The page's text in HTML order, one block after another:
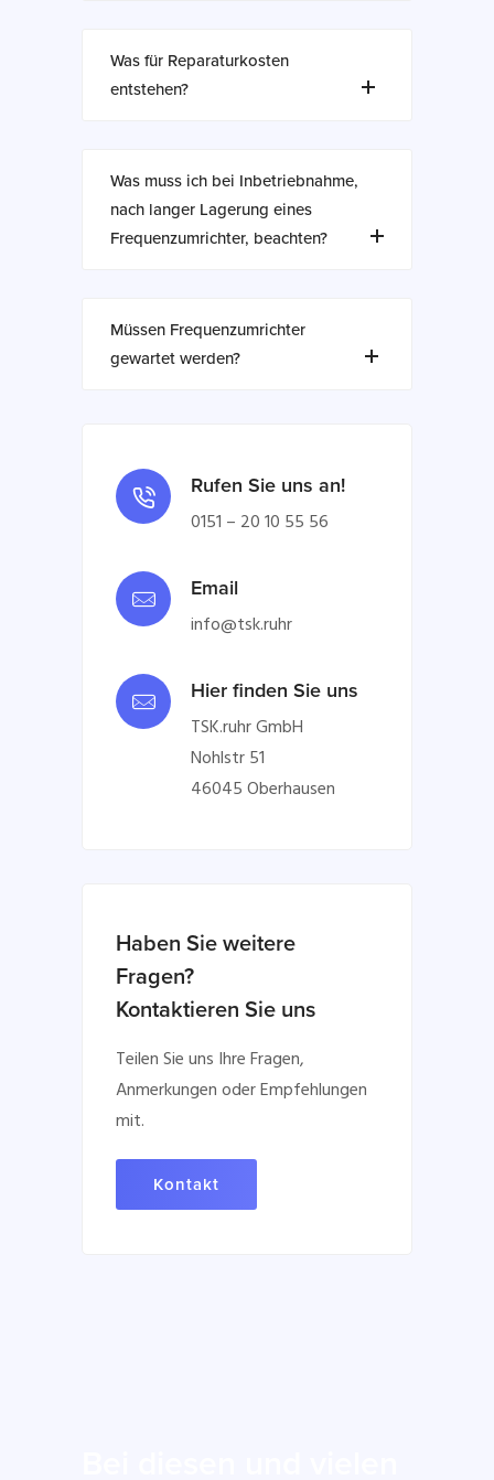
Was für Reparaturkosten
entstehen?
Was muss ich bei Inbetriebnahme,
nach langer Lagerung eines
Frequenzumrichter, beachten?
Müssen Frequenzumrichter
gewartet werden?
Rufen Sie uns an!
0151 – 20 10 55 56
Email
info@tsk.ruhr
Hier finden Sie uns
TSK.ruhr GmbH
Nohlstr 51
46045 Oberhausen
Haben Sie weitere
Fragen?
Kontaktieren Sie uns
Teilen Sie uns Ihre Fragen,
Anmerkungen oder Empfehlungen
mit.
Kontakt